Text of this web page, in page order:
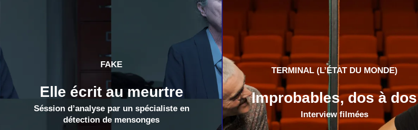
FAKE
Elle écrit au meurtre
Séssion d’analyse par un spécialiste en
détection de mensonges
TERMINAL (L’ÉTAT DU MONDE)
Improbables, dos à dos
Interview filmées